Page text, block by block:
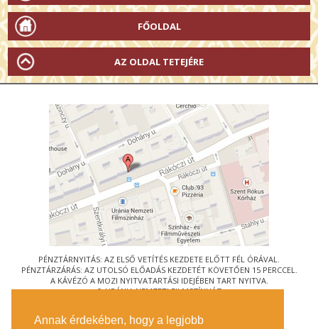
Annak érdekében, hogy a legjobb
FŐOLDAL
AZ OLDAL TETEJÉRE
PÉNZTÁRNYITÁS: AZ ELSŐ VETÍTÉS KEZDETE ELŐTT FÉL ÓRÁVAL.
PÉNZTÁRZÁRÁS: AZ UTOLSÓ ELŐADÁS KEZDETÉT KÖVETŐEN 15 PERCCEL.
A KÁVÉZÓ A MOZI NYITVATARTÁSI IDEJÉBEN TART NYITVA.
© URÁNIA NEMZETI FILMSZÍNHÁZ